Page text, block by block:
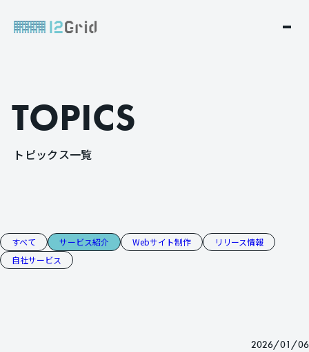
TOPICS
ト ピックス一覧
すべて サービス紹介 Webサイト制作
リリース情報
自社サービス
2026/01/06